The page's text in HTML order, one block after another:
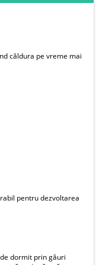
căldura pe vreme mai
pentru dezvoltarea
dormit prin găuri